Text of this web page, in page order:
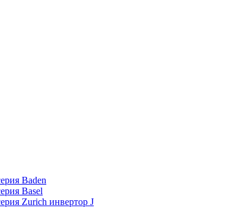
Baden
Basel
Zurich инвертор J